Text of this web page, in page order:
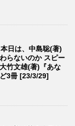
日は、中島聡(著)
らないのか スピー
竹文雄(著)『あな
3冊 [23/3/29]